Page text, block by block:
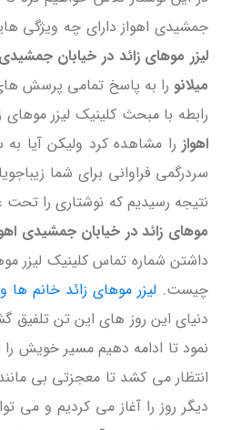
جمشیدی اهواز دارای چه ویژگی
لیزر موهای زائد در خیابان جمشیدی
میلانو را به پاسخ تمامی پرسش
رابطه با مبحث کلینیک لیزر
اهواز را مشاهده کرد ولیکن آیا
سردرگمی فراوانی برای شما
نتیجه رسیدیم که نوشتاری را تحت
موهای زائد در خیابان جمشیدی
داشتن شماره تماس کلینیک لیزر
چیست.لیزر موهای زائد خانم ها
دنیای این روز های این تن تلفیق
نمود تا ادامه دهیم مسیر خویش
انتظار می کشد تا معجزتی بی
دیگر روز را آغاز می کردیم و می